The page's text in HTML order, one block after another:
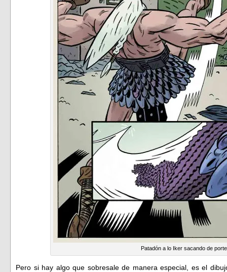
Patadón a lo Iker sacando de
Pero si hay algo que sobresale de manera especial, es el